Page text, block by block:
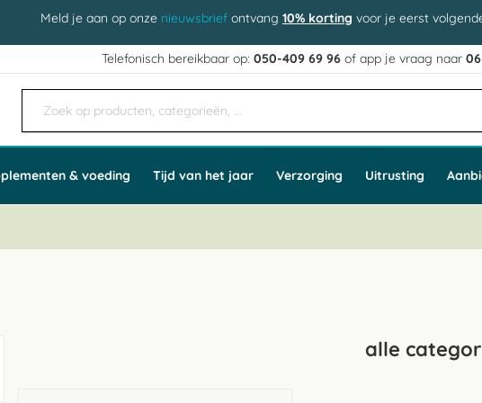
Meld je aan op onze nieuwsbrief ontvang 10% korting voor je eerst
Telefonisch bereikbaar op:050-409 69 96 of app je vraag naar
& voeding Tijd van het jaar Verzorging Uitrusting
alle